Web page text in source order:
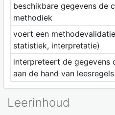
beschikbare gegevens de
methodiek
voert een
statistiek, interpretatie)
interpreteert de gegevens
aan de hand van leesregels
Leerinhoud